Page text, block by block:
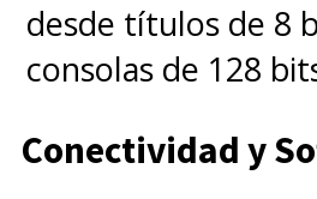
desde títulos de 8
consolas de 128
Conectividad y